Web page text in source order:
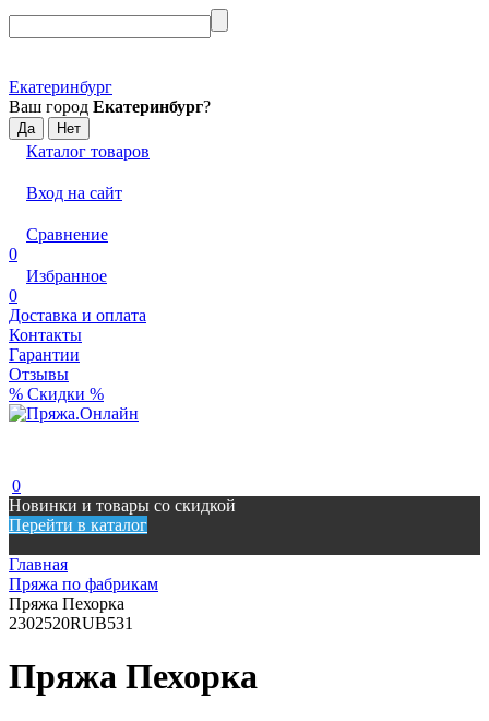
Екатеринбург
Ваш город Екатеринбург?
Каталог товаров
Вход на сайт
Сравнение
0
Избранное
0
Доставка и оплата
Контакты
Гарантии
Отзывы
% Скидки %
0
Новинки и товары со скидкой
Перейти в каталог
Главная
Пряжа по фабрикам
Пряжа Пехорка
2302520RUB531
Пряжа Пехорка